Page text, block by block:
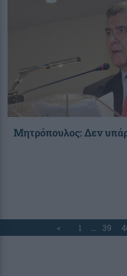
Μητρόπουλος: Δεν
< 1 … 39